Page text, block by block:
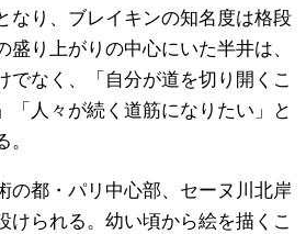
なり、ブレイキンの知名度は格段
り上がりの中心にいた半井は、
でなく、「自分が道を切り開くこ
「人々が続く道筋になりたい」と
の都・パリ中心部、セーヌ川北岸
けられる。幼い頃から絵を描くこ